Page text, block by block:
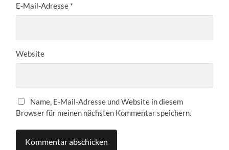
E-Mail-Adresse *
Website
Name, E-Mail-Adresse und Website in diesem
Browser für meinen nächsten Kommentar speichern.